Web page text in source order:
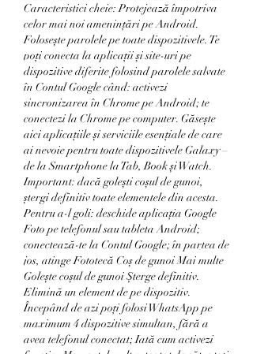
Caracteristici cheie: Protejează împotriva
celor mai noi amenințări pe Android.
Folosește parolele pe toate dispozitivele. Te
poți conecta la aplicații și site-uri pe
dispozitive diferite folosind parolele salvate
în Contul Google când: activezi
sincronizarea în Chrome pe Android; te
conectezi la Chrome pe computer. Găsește
aici aplicațiile și serviciile esențiale de care
ai nevoie pentru toate dispozitivele Galaxy –
de la Smartphone la Tab, Book și Watch.
Important: dacă golești coșul de gunoi,
ștergi definitiv toate elementele din acesta.
Pentru a-l goli: deschide aplicația Google
Foto pe telefonul sau tableta Android;
conectează-te la Contul Google; în partea de
jos, atinge Fototecă Coș de gunoi Mai multe
Golește coșul de gunoi Șterge definitiv.
Elimină un element de pe dispozitiv.
Începând de azi poți folosi WhatsApp pe
maximum 4 dispozitive simultan, fără a
avea telefonul conectat; Iată cum activezi